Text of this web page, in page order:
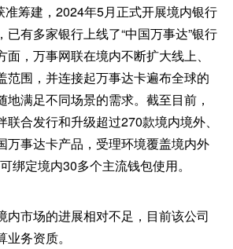
筹建，2024年5月正式开展境内银行
已有多家银行上线了“中国万事达”银行
，万事网联在境内不断扩大线上、
范围，并连接起万事达卡遍布全球的
地满足不同场景的需求。截至目前，
合发行和升级超过270款境内境外、
万事达卡产品，受理环境覆盖境内外
绑定境内30多个主流钱包使用。
内市场的进展相对不足，目前该公司
务资质。